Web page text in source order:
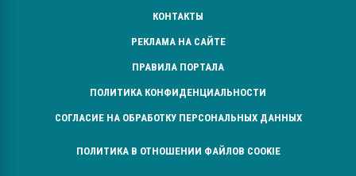
КОНТАКТЫ
РЕКЛАМА НА САЙТЕ
ПРАВИЛА ПОРТАЛА
ПОЛИТИКА КОНФИДЕНЦИАЛЬНОСТИ
СОГЛАСИЕ НА ОБРАБОТКУ ПЕРСОНАЛЬНЫХ ДАННЫХ
ПОЛИТИКА В ОТНОШЕНИИ ФАЙЛОВ COOKIE